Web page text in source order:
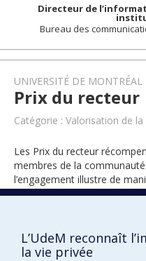
Directeur de
Bureau des
UNIVERSITÉ DE MONTRÉAL
Prix du recteur
Catégorie : Valorisation de
Les Prix du recteur
membres de la
l’engagement illustre de
universitaires.
L’UdeM reconnaît
la vie privée